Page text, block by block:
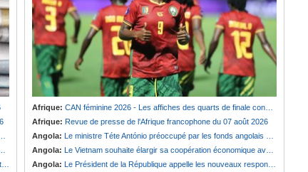
Afrique: CAN féminine 2026 - Les affiches des quarts de finale connues
Afrique: Revue de presse de l'Afrique francophone du 07 août 2026
Angola: Le ministre Téte António préoccupé par les fonds angolais bloqués en Suisse
Angola: Le Vietnam souhaite élargir sa coopération économique avec le pays
Angola: Le Président de la République appelle les nouveaux responsables à renforcer l'action de l'Exécutif